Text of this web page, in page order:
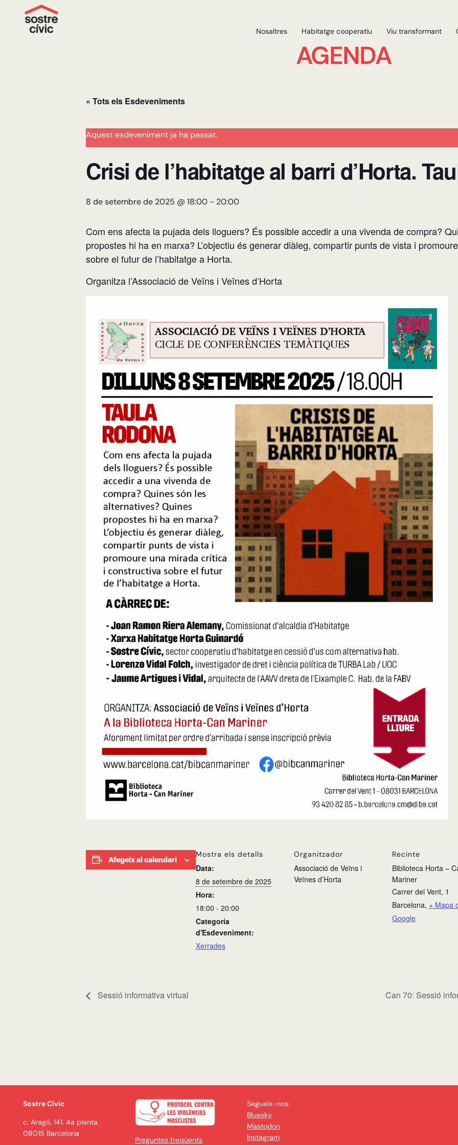
Nosaltres Habitatge cooperatiu Viu transformant
AGENDA
« Tots els Esdeveniments
Aquest esdeveniment ja ha passat.
Crisi de l’habitatge al barri d’Horta.
8 de setembre de 2025 @ 18:00 - 20:00
Com ens afecta la pujada dels lloguers? És possible accedir a una vivenda de compra?
propostes hi ha en marxa? L’objectiu és generar diàleg, compartir punts de vista i
sobre el futur de l’habitatge a Horta.
Organitza l’Associació de Veïns i Veïnes d’Horta
Afegeix al calendari
Mostra els detalls
Data:
8 de setembre de 2025
Hora:
18:00 - 20:00
Categoria
d'Esdeveniment:
Xerrades
Organitzador
Associació de Veïns i
Veïnes d’Horta
Recinte
Biblioteca Horta –
Mariner
Carrer del Vent, 1
Barcelona, + Mapa
Google
Sessió informativa virtual Can 70: Sessió
Sostre Cívic
c. Aragó, 141. 4a planta.
08015 Barcelona
Preguntes freqüents
Segueix-nos:
Bluesky
Mastodon
Instagram